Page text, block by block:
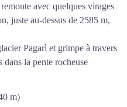
avec quelques virages
juste au-dessus de 2585 m,
Pagarì et grimpe à travers
dans la pente rocheuse
m)